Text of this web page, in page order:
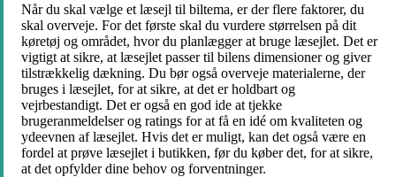
Når du skal vælge et læsejl til biltema, er der flere faktorer, du
skal overveje. For det første skal du vurdere størrelsen på dit
køretøj og området, hvor du planlægger at bruge læsejlet. Det er
vigtigt at sikre, at læsejlet passer til bilens dimensioner og giver
tilstrækkelig dækning. Du bør også overveje materialerne, der
bruges i læsejlet, for at sikre, at det er holdbart og
vejrbestandigt. Det er også en god ide at tjekke
brugeranmeldelser og ratings for at få en idé om kvaliteten og
ydeevnen af læsejlet. Hvis det er muligt, kan det også være en
fordel at prøve læsejlet i butikken, før du køber det, for at sikre,
at det opfylder dine behov og forventninger.